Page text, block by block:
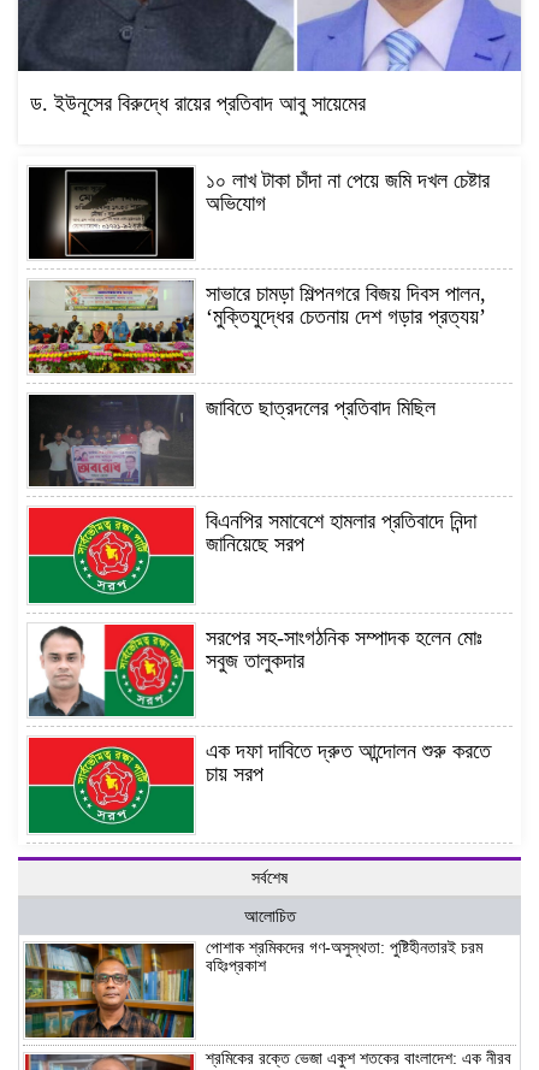
ড. ইউনূসের বিরুদ্ধে রায়ের প্রতিবাদ আবু সায়েমের
১০ লাখ টাকা চাঁদা না পেয়ে জমি দখল চেষ্টার
অভিযোগ
সাভারে চামড়া শিল্পনগরে বিজয় দিবস পালন,
‘মুক্তিযুদ্ধের চেতনায় দেশ গড়ার প্রত্যয়’
জাবিতে ছাত্রদলের প্রতিবাদ মিছিল
বিএনপির সমাবেশে হামলার প্রতিবাদে নিন্দা
জানিয়েছে সরপ
সরপের সহ-সাংগঠনিক সম্পাদক হলেন মোঃ
সবুজ তালুকদার
এক দফা দাবিতে দ্রুত আন্দোলন শুরু করতে
চায় সরপ
সর্বশেষ
আলোচিত
পোশাক শ্রমিকদের গণ-অসুস্থতা: পুষ্টিহীনতারই চরম
বহিঃপ্রকাশ
শ্রমিকের রক্তে ভেজা একুশ শতকের বাংলাদেশ: এক নীরব